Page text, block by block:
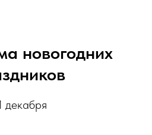
новогодних
декабря